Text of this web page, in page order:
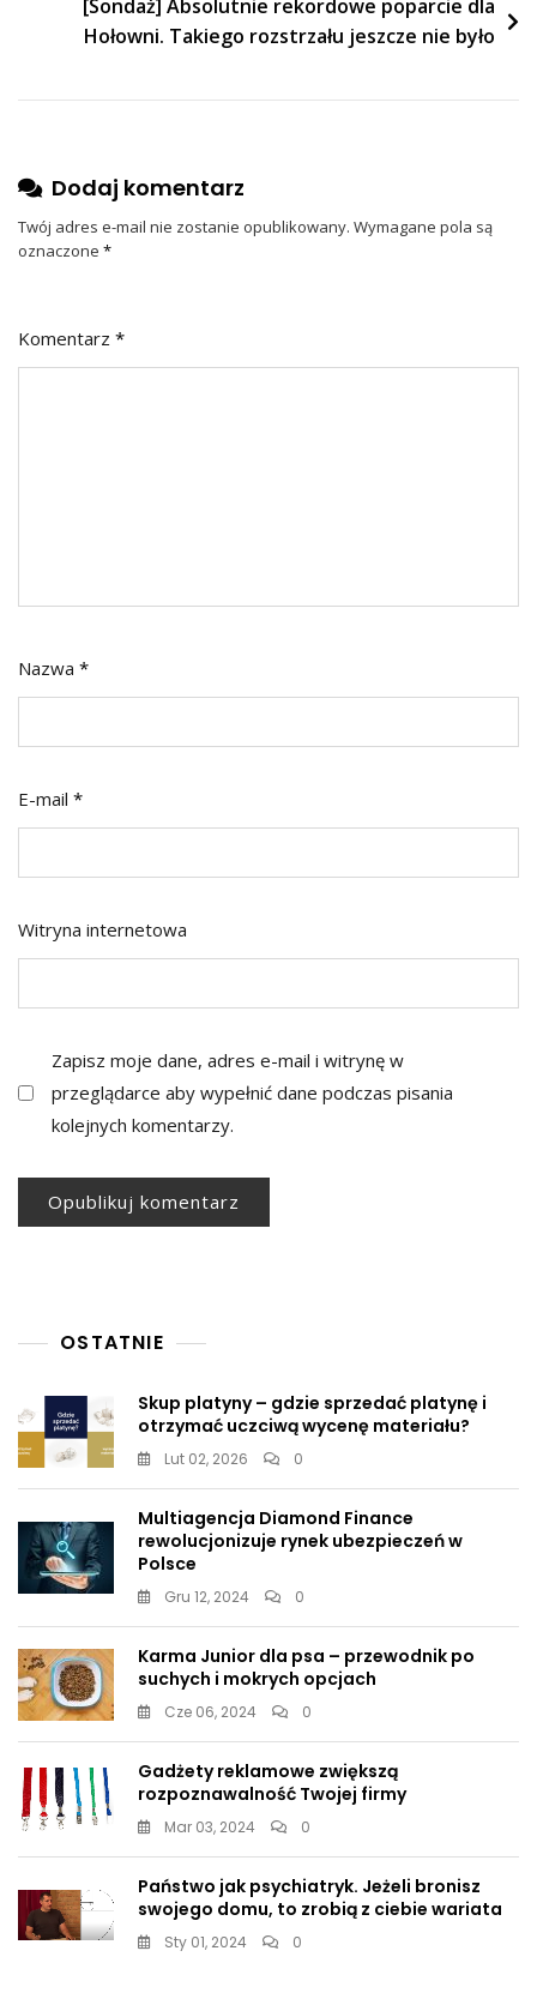
[Sondaż] Absolutnie rekordowe poparcie dla
Hołowni. Takiego rozstrzału jeszcze nie było
Dodaj komentarz
Twój adres e-mail nie zostanie opublikowany. Wymagane pola są
oznaczone *
Komentarz *
Nazwa *
E-mail *
Witryna internetowa
Zapisz moje dane, adres e-mail i witrynę w
przeglądarce aby wypełnić dane podczas pisania
kolejnych komentarzy.
OSTATNIE
Skup platyny – gdzie sprzedać platynę i
otrzymać uczciwą wycenę materiału?
Lut 02, 2026 0
Multiagencja Diamond Finance
rewolucjonizuje rynek ubezpieczeń w
Polsce
Gru 12, 2024 0
Karma Junior dla psa – przewodnik po
suchych i mokrych opcjach
Cze 06, 2024 0
Gadżety reklamowe zwiększą
rozpoznawalność Twojej firmy
Mar 03, 2024 0
Państwo jak psychiatryk. Jeżeli bronisz
swojego domu, to zrobią z ciebie wariata
Sty 01, 2024 0